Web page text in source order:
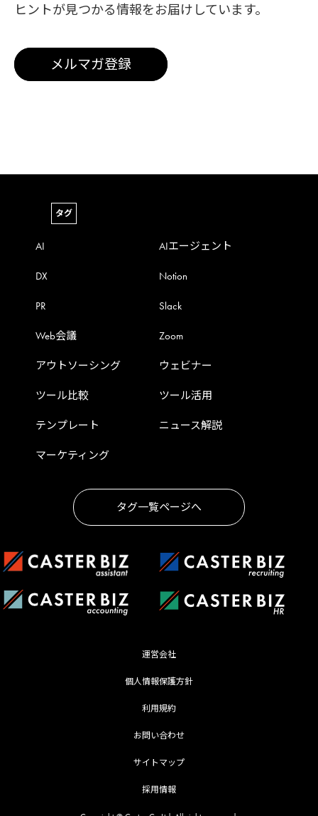
ヒントが見つかる情報をお届けしています。
メルマガ登録
タグ
AI AIエージェント
DX Notion
PR Slack
Web会議 Zoom
アウトソーシング ウェビナー
ツール比較 ツール活用
テンプレート ニュース解説
マーケティング
タグ一覧ページへ
運営会社
個人情報保護方針
利用規約
お問い合わせ
サイトマップ
採用情報